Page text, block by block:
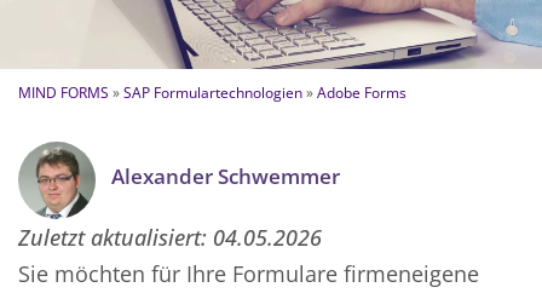
MIND FORMS »SAP Formulartechnologien»Adobe Forms
Alexander Schwemmer
Zuletzt aktualisiert: 04.05.2026
Sie möchten für Ihre Formulare firmeneigene